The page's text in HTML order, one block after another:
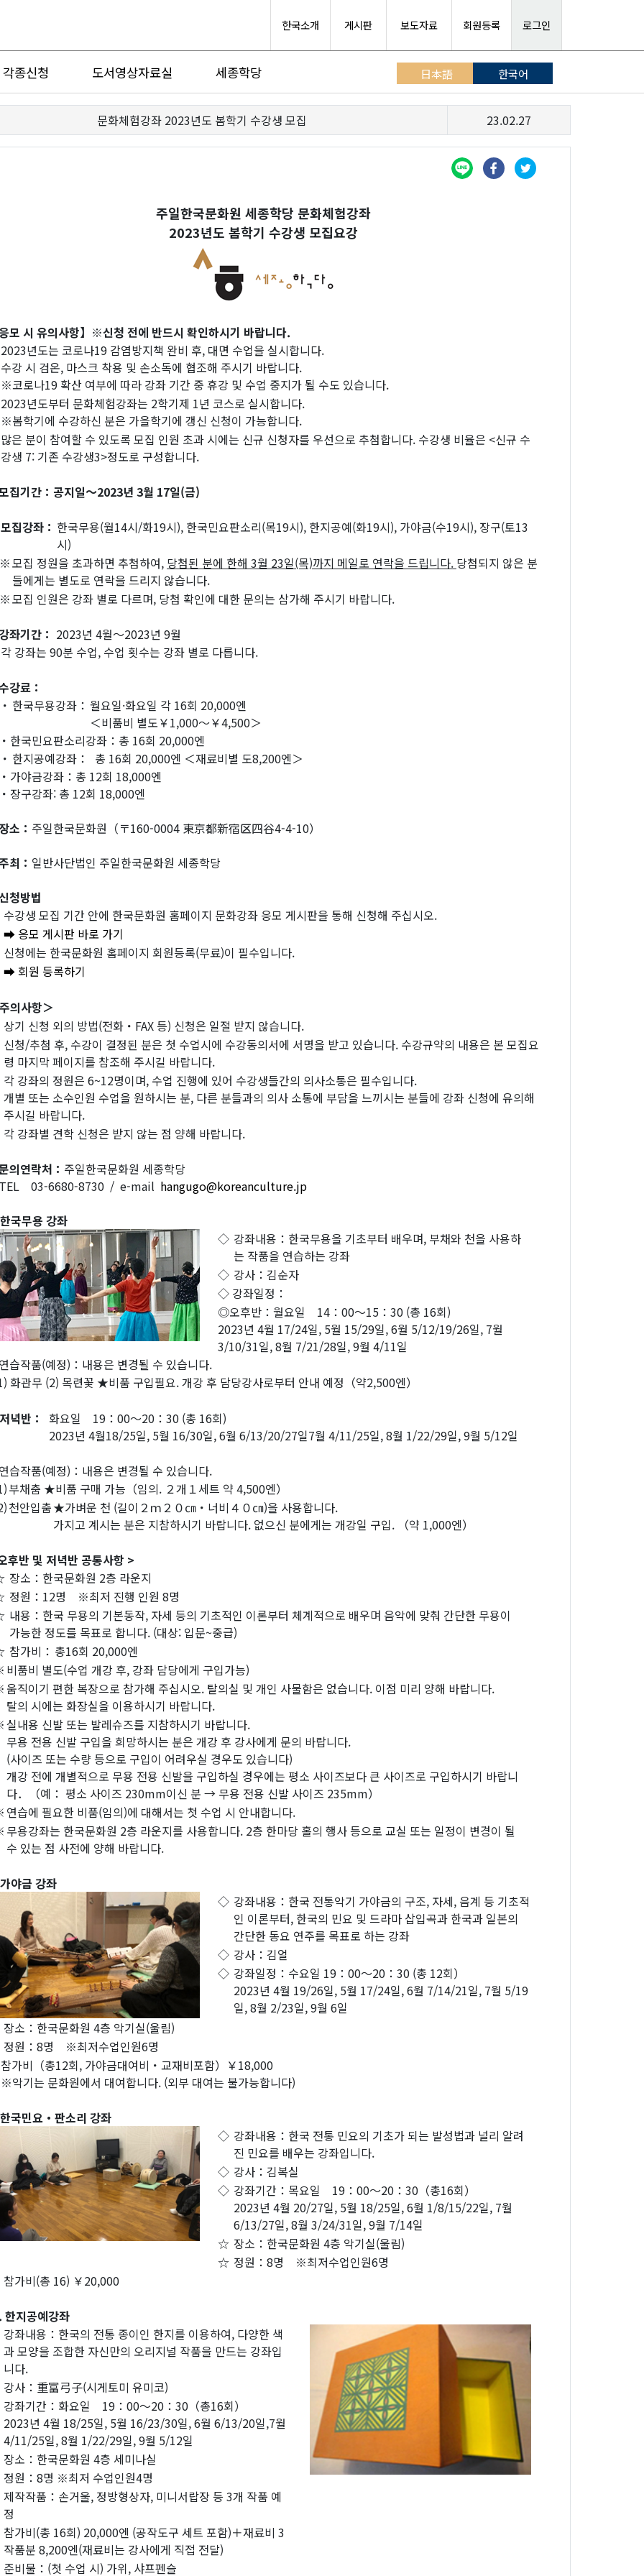
한국소개 게시판 보도자료 회원등록 로그인
각종신청 도서영상자료실 세종학당 日本語 한국어
문화체험강좌 2023년도 봄학기 수강생 모집 23.02.27
주일한국문화원 세종학당 문화체험강좌
2023년도 봄학기 수강생 모집요강
모 시 유의사항】※신청 전에 반드시 확인하시기 바랍니다.
2023년도는 코로나19 감염방지책 완비 후, 대면 수업을 실시합니다.
수강 시 검온, 마스크 착용 및 손소독에 협조해 주시기 바랍니다.
※코로나19 확산 여부에 따라 강좌 기간 중 휴강 및 수업 중지가 될 수도 있습니다.
2023년도부터 문화체험강좌는 2학기제 1년 코스로 실시합니다.
※봄학기에 수강하신 분은 가을학기에 갱신 신청이 가능합니다.
많은 분이 참여할 수 있도록 모집 인원 초과 시에는 신규 신청자를 우선으로 추첨합니다. 수강생 비율은 <신규 수
강생 7: 기존 수강생3>정도로 구성합니다.
집기간：공지일～2023년 3월 17일(금)
모집강좌： 한국무용(월14시/화19시), 한국민요판소리(목19시), 한지공예(화19시), 가야금(수19시), 장구(토13
시)
※모집 정원을 초과하면 추첨하여, 당첨된 분에 한해 3월 23일(목)까지 메일로 연락을 드립니다. 당첨되지 않은 분
들에게는 별도로 연락을 드리지 않습니다.
※모집 인원은 강좌 별로 다르며, 당첨 확인에 대한 문의는 삼가해 주시기 바랍니다.
좌기간： 2023년 4월～2023년 9월
각 강좌는 90분 수업, 수업 횟수는 강좌 별로 다릅니다.
강료：
・ 한국무용강좌： 월요일·화요일 각 16회 20,000엔
＜비품비 별도￥1,000～￥4,500＞
한국민요판소리강좌：총 16회 20,000엔
・ 한지공예강좌：
총 16회 20,000엔 ＜재료비별 도8,200엔＞
가야금강좌：총 12회 18,000엔
장구강좌: 총 12회 18,000엔
소： 주일한국문화원（〒160-0004 東京都新宿区四谷4-4-10）
최： 일반사단법인 주일한국문화원 세종학당
청방법
수강생 모집 기간 안에 한국문화원 홈페이지 문화강좌 응모 게시판을 통해 신청해 주십시오.
➡ 응모 게시판 바로 가기
신청에는 한국문화원 홈페이지 회원등록(무료)이 필수입니다.
➡ 회원 등록하기
의사항＞
상기 신청 외의 방법(전화・FAX 등) 신청은 일절 받지 않습니다.
신청/추첨 후, 수강이 결정된 분은 첫 수업시에 수강동의서에 서명을 받고 있습니다. 수강규약의 내용은 본 모집요
령 마지막 페이지를 참조해 주시길 바랍니다.
각 강좌의 정원은 6~12명이며, 수업 진행에 있어 수강생들간의 의사소통은 필수입니다.
개별 또는 소수인원 수업을 원하시는 분, 다른 분들과의 의사 소통에 부담을 느끼시는 분들에 강좌 신청에 유의해
주시길 바랍니다.
각 강좌별 견학 신청은 받지 않는 점 양해 바랍니다.
의연락처： 주일한국문화원 세종학당
03-6680-8730 / e-mail hangugo@koreanculture.jp
국무용 강좌
◇ 강좌내용：한국무용을 기초부터 배우며, 부채와 천을 사용하
는 작품을 연습하는 강좌
◇ 강사：김순자
◇ 강좌일정：
◎오후반：월요일 14：00～15：30 (총 16회)
2023년 4월 17/24일, 5월 15/29일, 6월 5/12/19/26일, 7월
3/10/31일, 8월 7/21/28일, 9월 4/11일
습작품(예정)：내용은 변경될 수 있습니다.
화관무 (2) 목련꽃 ★비품 구입필요. 개강 후 담당강사로부터 안내 예정（약2,500엔）
녁반：
화요일 19：00～20：30 (총 16회)
2023년 4월18/25일, 5월 16/30일, 6월 6/13/20/27일7월 4/11/25일, 8월 1/22/29일, 9월 5/12일
습작품(예정)：내용은 변경될 수 있습니다.
부채춤 ★비품 구매 가능（임의. ２개１세트 약 4,500엔）
천안입춤★가벼운 천 (길이２ｍ２０㎝・너비４０㎝)을 사용합니다.
가지고 계시는 분은 지참하시기 바랍니다. 없으신 분에게는 개강일 구입. （약 1,000엔）
후반 및 저녁반 공통사항 >
장소：한국문화원 2층 라운지
정원：12명 ※최저 진행 인원 8명
내용：한국 무용의 기본동작, 자세 등의 기초적인 이론부터 체계적으로 배우며 음악에 맞춰 간단한 무용이
가능한 정도를 목표로 합니다. (대상: 입문~중급)
참가비： 총16회 20,000엔
비품비 별도(수업 개강 후, 강좌 담당에게 구입가능)
움직이기 편한 복장으로 참가해 주십시오. 탈의실 및 개인 사물함은 없습니다. 이점 미리 양해 바랍니다.
탈의 시에는 화장실을 이용하시기 바랍니다.
실내용 신발 또는 발레슈즈를 지참하시기 바랍니다.
무용 전용 신발 구입을 희망하시는 분은 개강 후 강사에게 문의 바랍니다.
(사이즈 또는 수량 등으로 구입이 어려우실 경우도 있습니다)
개강 전에 개별적으로 무용 전용 신발을 구입하실 경우에는 평소 사이즈보다 큰 사이즈로 구입하시기 바랍니
다．（예： 평소 사이즈 230mm이신 분 → 무용 전용 신발 사이즈 235mm）
연습에 필요한 비품(임의)에 대해서는 첫 수업 시 안내합니다.
무용강좌는 한국문화원 2층 라운지를 사용합니다. 2층 한마당 홀의 행사 등으로 교실 또는 일정이 변경이 될
수 있는 점 사전에 양해 바랍니다.
야금 강좌
◇ 강좌내용：한국 전통악기 가야금의 구조, 자세, 음계 등 기초적
인 이론부터, 한국의 민요 및 드라마 삽입곡과 한국과 일본의
간단한 동요 연주를 목표로 하는 강좌
◇ 강사：김얼
◇ 강좌일정：수요일 19：00～20：30 (총 12회）
2023년 4월 19/26일, 5월 17/24일, 6월 7/14/21일, 7월 5/19
일, 8월 2/23일, 9월 6일
장소：한국문화원 4층 악기실(울림)
정원：8명 ※최저수업인원6명
참가비（총12회, 가야금대여비・교재비포함）￥18,000
※악기는 문화원에서 대여합니다. (외부 대여는 불가능합니다)
국민요・판소리 강좌
◇ 강좌내용：한국 전통 민요의 기초가 되는 발성법과 널리 알려
진 민요를 배우는 강좌입니다.
◇ 강사：김복실
◇ 강좌기간：목요일 19：00～20：30（총16회）
2023년 4월 20/27일, 5월 18/25일, 6월 1/8/15/22일, 7월
6/13/27일, 8월 3/24/31일, 9월 7/14일
☆ 장소：한국문화원 4층 악기실(울림)
☆ 정원：8명 ※최저수업인원6명
참가비(총 16) ￥20,000
한지공예강좌
강좌내용：한국의 전통 종이인 한지를 이용하여, 다양한 색
과 모양을 조합한 자신만의 오리지널 작품을 만드는 강좌입
니다.
강사：重富弓子(시게토미 유미코)
강좌기간：화요일 19：00～20：30（총16회）
2023년 4월 18/25일, 5월 16/23/30일, 6월 6/13/20일,7월
4/11/25일, 8월 1/22/29일, 9월 5/12일
장소：한국문화원 4층 세미나실
정원：8명 ※최저 수업인원4명
제작작품：손거울, 정방형상자, 미니서랍장 등 3개 작품 예
정
참가비(총 16회) 20,000엔 (공작도구 세트 포함)＋재료비 3
작품분 8,200엔(재료비는 강사에게 직접 전달)
준비물：(첫 수업 시) 가위, 샤프펜슬